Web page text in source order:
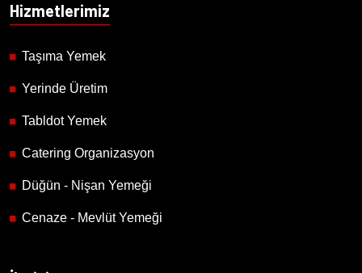
Hizmetlerimiz
Taşıma Yemek
Yerinde Üretim
Tabldot Yemek
Catering Organizasyon
Düğün - Nişan Yemeği
Cenaze - Mevlüt Yemeği